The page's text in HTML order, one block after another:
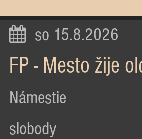
so 15.8.2026
FP - Mesto žije
Námestie
slobody